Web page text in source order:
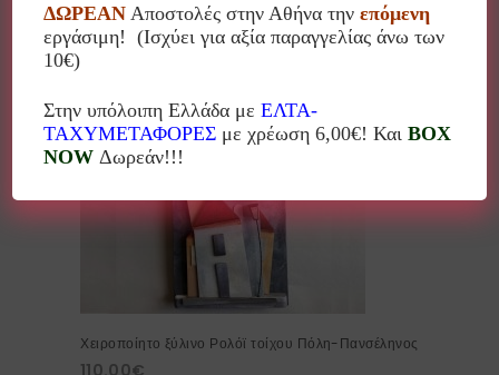
Χειροποίητο ξύλινο Ρολόϊ τοίχου Πόλη-Πανσέληνος
110.00€
ΔΩΡΕΑΝ Αποστολές στην Αθήνα τηνεπόμενη
εργάσιμη! (Ισχύει για αξία παραγγελίας άνω των
10€)
Στην υπόλοιπη Ελλάδα μεΕΛΤΑ-
ΤΑΧΥΜΕΤΑΦΟΡΕΣ με χρέωση 6,00€! ΚαιBOX
NOW Δωρεάν!!!